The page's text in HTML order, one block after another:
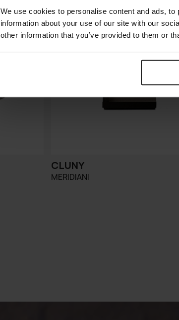
We use cookies to personalise content and ads,
information about your use of our site with our
other information that you’ve provided to them or
CLUNY
MERIDIANI